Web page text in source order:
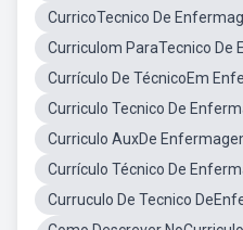
CurricoTecnico De
Curriculom ParaTecnico De
Currículo De TécnicoEm
Curriculo Tecnico De
Curriculo AuxDe
Currículo Técnico De
Curruculo De Tecnico